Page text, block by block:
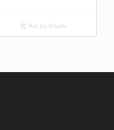
Voir les détails